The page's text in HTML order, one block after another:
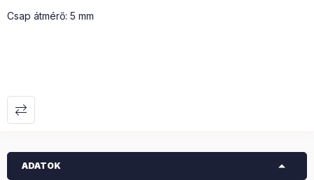
Csap átmérő: 5 mm
ADATOK